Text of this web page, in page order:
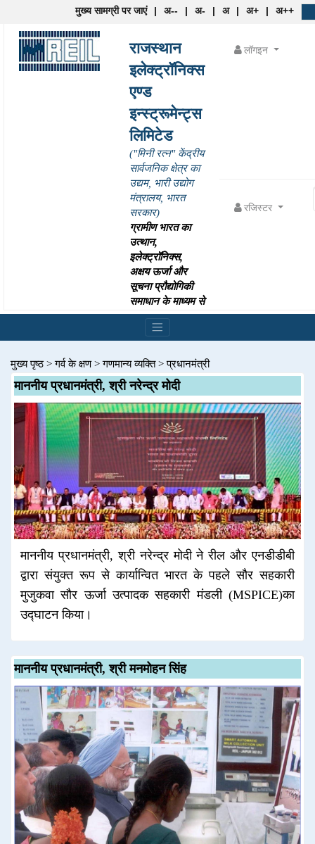
मुख्य सामग्री पर जाएं | अ-- | अ- | अ | अ+ | अ++
राजस्थान
इलेक्ट्रॉनिक्स
एण्ड
इन्स्ट्रूमेन्ट्स
लिमिटेड
("मिनी रत्न" केंद्रीय
सार्वजनिक क्षेत्र का
उद्यम, भारी उद्योग
मंत्रालय, भारत
सरकार)
ग्रामीण भारत का
उत्थान,
इलेक्ट्रॉनिक्स,
अक्षय ऊर्जा और
सूचना प्रौद्योगिकी
समाधान के माध्यम से
लॉगइन
रजिस्टर
मुख्य पृष्ठ>गर्व के क्षण>गणमान्य व्यक्ति>प्रधानमंत्री
माननीय प्रधानमंत्री, श्री नरेन्द्र मोदी
माननीय प्रधानमंत्री, श्री नरेन्द्र मोदी ने रील और एनडीडीबी
द्वारा संयुक्त रूप से कार्यान्वित भारत के पहले सौर सहकारी
मुजुकवा सौर ऊर्जा उत्पादक सहकारी मंडली (MSPICE)का
उद्घाटन किया।
माननीय प्रधानमंत्री, श्री मनमोहन सिंह